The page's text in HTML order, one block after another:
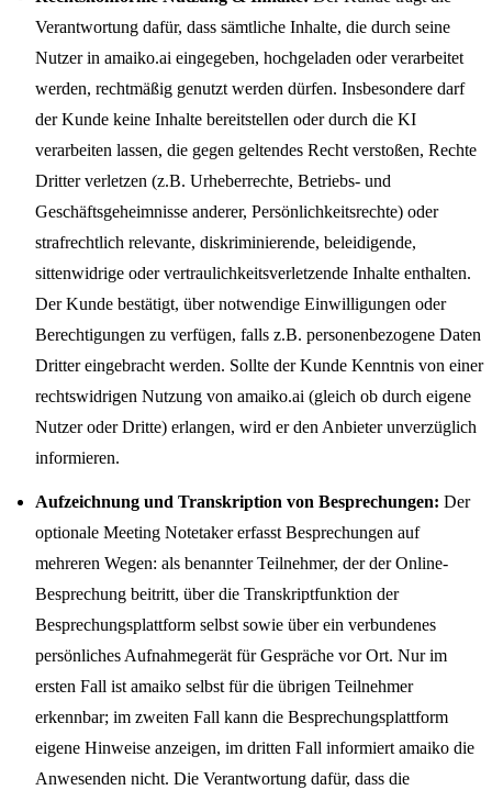
Verantwortung dafür, dass sämtliche Inhalte, die durch seine
Nutzer in amaiko.ai eingegeben, hochgeladen oder verarbeitet
werden, rechtmäßig genutzt werden dürfen. Insbesondere darf
der Kunde keine Inhalte bereitstellen oder durch die KI
verarbeiten lassen, die gegen geltendes Recht verstoßen, Rechte
Dritter verletzen (z.B. Urheberrechte, Betriebs- und
Geschäftsgeheimnisse anderer, Persönlichkeitsrechte) oder
strafrechtlich relevante, diskriminierende, beleidigende,
sittenwidrige oder vertraulichkeitsverletzende Inhalte enthalten.
Der Kunde bestätigt, über notwendige Einwilligungen oder
Berechtigungen zu verfügen, falls z.B. personenbezogene Daten
Dritter eingebracht werden. Sollte der Kunde Kenntnis von einer
rechtswidrigen Nutzung von amaiko.ai (gleich ob durch eigene
Nutzer oder Dritte) erlangen, wird er den Anbieter unverzüglich
informieren.
Aufzeichnung und Transkription von Besprechungen: Der
optionale Meeting Notetaker erfasst Besprechungen auf
mehreren Wegen: als benannter Teilnehmer, der der Online-
Besprechung beitritt, über die Transkriptfunktion der
Besprechungsplattform selbst sowie über ein verbundenes
persönliches Aufnahmegerät für Gespräche vor Ort. Nur im
ersten Fall ist amaiko selbst für die übrigen Teilnehmer
erkennbar; im zweiten Fall kann die Besprechungsplattform
eigene Hinweise anzeigen, im dritten Fall informiert amaiko die
Anwesenden nicht. Die Verantwortung dafür, dass die